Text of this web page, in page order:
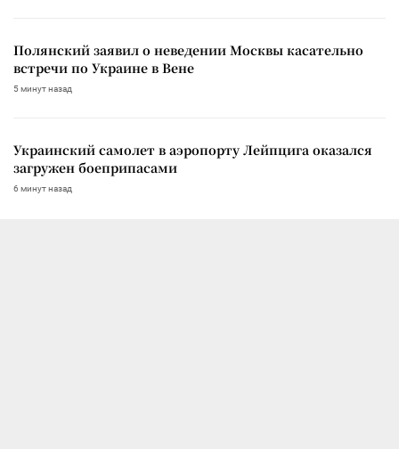
Полянский заявил о неведении Москвы касательно
встречи по Украине в Вене
5 минут назад
Украинский самолет в аэропорту Лейпцига оказался
загружен боеприпасами
6 минут назад